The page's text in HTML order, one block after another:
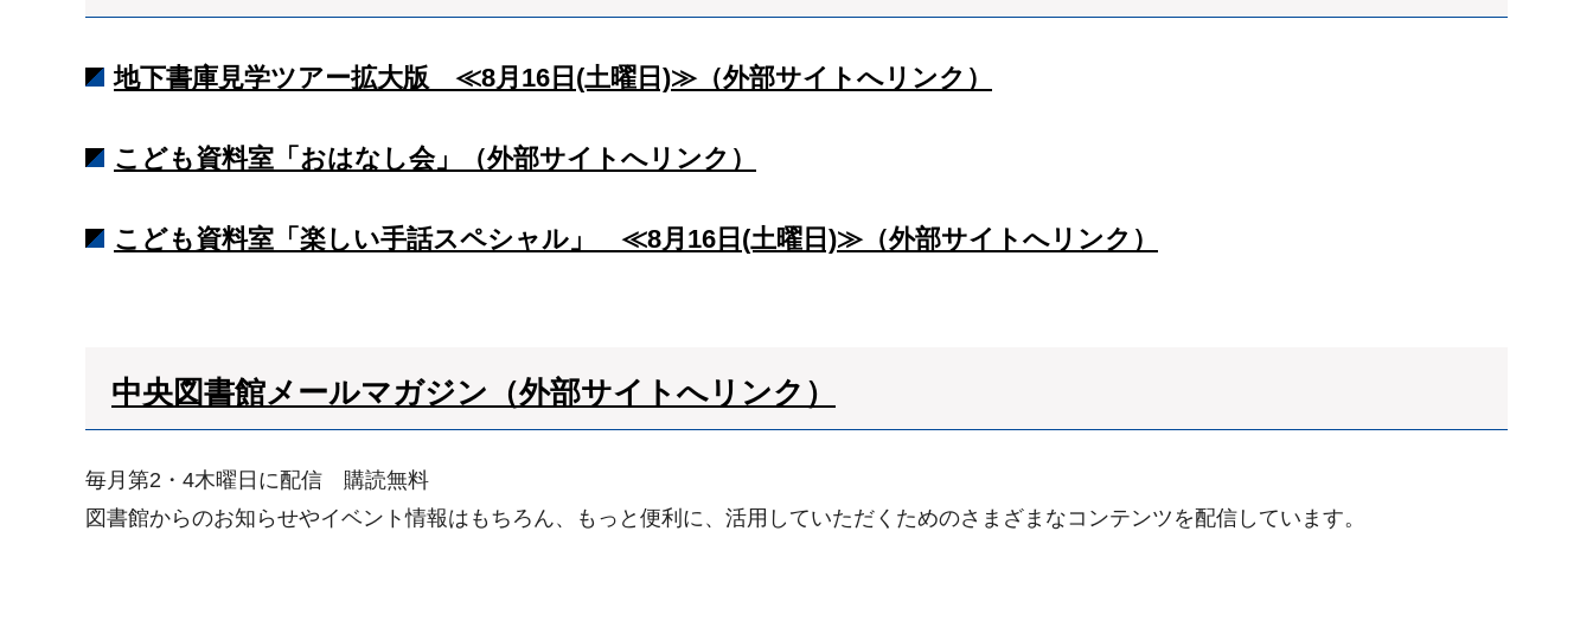
地下書庫見学ツアー拡大版 ≪8月16日(土曜日)≫（外部サイトへリンク）
こども資料室「おはなし会」（外部サイトへリンク）
こども資料室「楽しい手話スペシャル」 ≪8月16日(土曜日)≫（外部サイトへリンク）
中央図書館メールマガジン（外部サイトへリンク）
毎月第2・4木曜日に配信 購読無料
図書館からのお知らせやイベント情報はもちろん、もっと便利に、活用していただくためのさまざまなコンテンツを配信しています。